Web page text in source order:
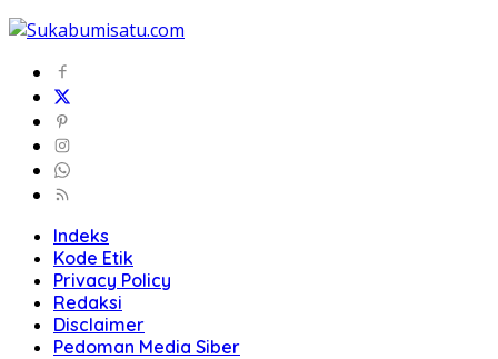
Indeks
Kode Etik
Privacy Policy
Redaksi
Disclaimer
Pedoman Media Siber